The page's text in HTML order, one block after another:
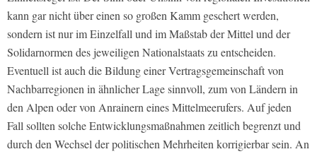
kann gar nicht über einen so großen Kamm geschert werden,
sondern ist nur im Einzelfall und im Maßstab der Mittel und der
Solidarnormen des jeweiligen Nationalstaats zu entscheiden.
Eventuell ist auch die Bildung einer Vertragsgemeinschaft von
Nachbarregionen in ähnlicher Lage sinnvoll, zum von Ländern in
den Alpen oder von Anrainern eines Mittelmeerufers. Auf jeden
Fall sollten solche Entwicklungsmaßnahmen zeitlich begrenzt und
durch den Wechsel der politischen Mehrheiten korrigierbar sein. An